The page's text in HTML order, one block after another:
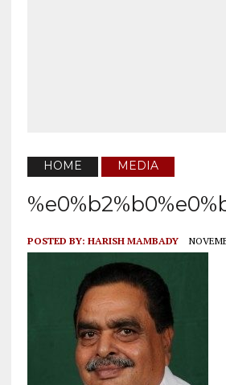
HOME MEDIA
POSTED BY: HARISH MAMBADY